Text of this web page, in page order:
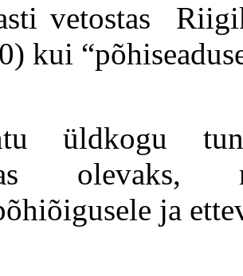
vetostas
kui
üldkogu
olevaks,
ja